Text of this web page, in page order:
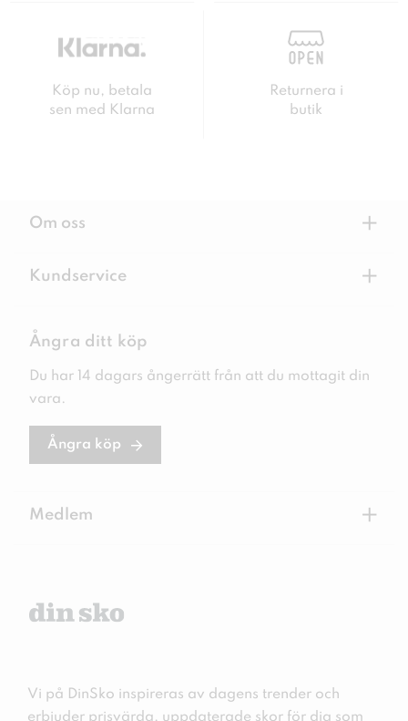
Köp nu, betala
sen med Klarna
Returnera i
butik
Om oss +
Kundservice +
Ångra ditt köp
Du har 14 dagars ångerrätt från att du mottagit din
vara.
Ångra köp
Medlem +
Vi på DinSko inspireras av dagens trender och
erbjuder prisvärda, uppdaterade skor för dig som